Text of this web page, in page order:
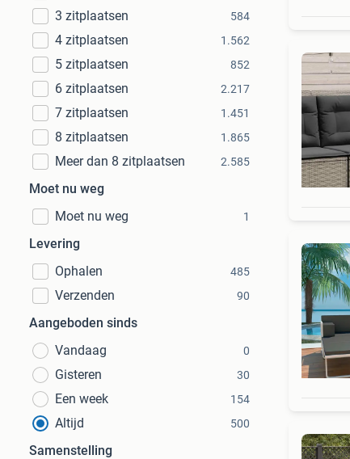
3 zitplaatsen 584
4 zitplaatsen 1.562
5 zitplaatsen 852
6 zitplaatsen 2.217
7 zitplaatsen 1.451
8 zitplaatsen 1.865
Meer dan 8 zitplaatsen 2.585
Moet nu weg
Moet nu weg
1
Levering
Ophalen
485
Verzenden 90
Aangeboden sinds
Vandaag
0
Gisteren 30
Een week 154
Altijd 500
Samenstelling